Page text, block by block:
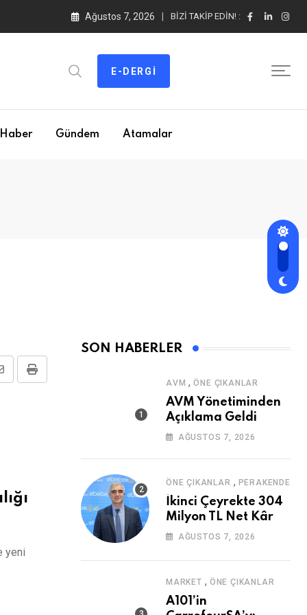
Ağustos 7, 2026 BIZI TAKIP EDIN! :
E-DERGI
Haber Gündem Atamalar
Print
yeni
SON HABERLER
AVM ,ÖNE ÇIKANLAR
AVM Yönetiminden
Açıklama Geldi
AĞUSTOS 7, 2026
ÖNE ÇIKANLAR , PERAKENDE
İkinci Çeyrekte 304
Milyon TL Net Kâr
AĞUSTOS 7, 2026
MARKET , ÖNE ÇIKANLAR
A101’in